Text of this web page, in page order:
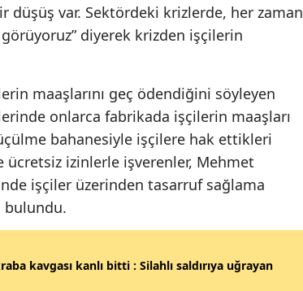
Niğde
Rize
Sakarya
Samsun
Siirt
var. Sektördeki krizlerde, her zaman
diyerek krizden işçilerin
maaşlarını geç ödendiğini söyleyen
onlarca fabrikada işçilerin maaşları
bahanesiyle işçilere hak ettikleri
ücretsiz izinlerle işverenler, Mehmet
işçiler üzerinden tasarruf sağlama
bulundu.
kavgası kanlı bitti : Silahlı saldırıya uğrayan